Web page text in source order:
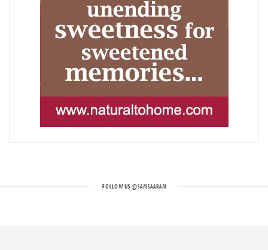
FOLLOW US@SAMSAARAM